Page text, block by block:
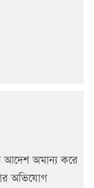
আদেশ অমান্য করে
অভিযোগ